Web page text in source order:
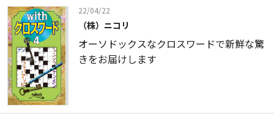
22/04/22
（株）ニコリ
オーソドックスなクロスワードで新鮮な驚
きをお届けします